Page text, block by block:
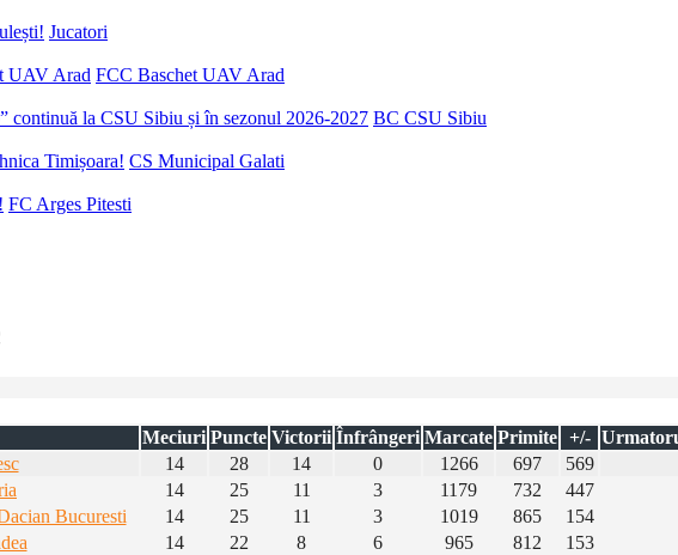
Jucatori
UAV Arad FCC Baschet UAV Arad
continuă la CSU Sibiu și în sezonul 2026-2027 BC CSU Sibiu
Timișoara! CS Municipal Galati
FC Arges Pitesti
Meciuri Puncte Victorii Înfrângeri Marcate Primite +/-
14 28 14 0 1266 697 569
14 25 11 3 1179 732 447
Bucuresti 14 25 11 3 1019 865 154
14 22 8 6 965 812 153